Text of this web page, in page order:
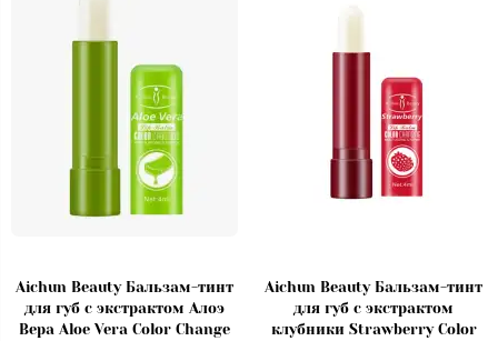
Aichun Beauty Бальзам-тинт
для губ с экстрактом Алоэ
Вера Aloe Vera Color Change
Aichun Beauty Бальзам-тинт
для губ с экстрактом
клубники Strawberry Color